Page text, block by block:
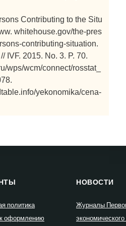
Contributing to the Situ
whitehouse.gov/the-pres
contributing-situation.
IVF. 2015. No. 3. P. 70.
wps/wcm/connect/rosstat_
yekonomika/cena-
политика
оформлению
НОВОСТИ
Журналы